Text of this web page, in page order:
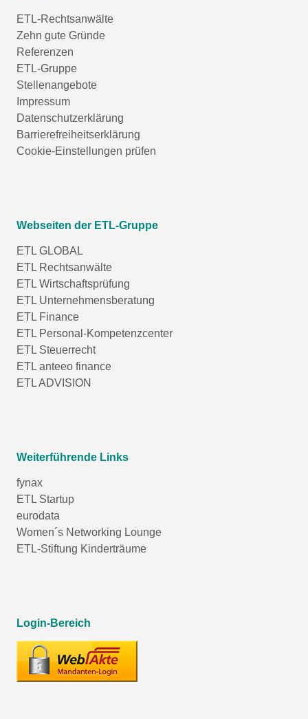
ETL-Rechtsanwälte
Zehn gute Gründe
Referenzen
ETL-Gruppe
Stellenangebote
Impressum
Datenschutzerklärung
Barrierefreiheitserklärung
Cookie-Einstellungen prüfen
Webseiten der ETL-Gruppe
ETL GLOBAL
ETL Rechtsanwälte
ETL Wirtschaftsprüfung
ETL Unternehmensberatung
ETL Finance
ETL Personal-Kompetenzcenter
ETL Steuerrecht
ETL anteeo finance
ETL ADVISION
Weiterführende Links
fynax
ETL Startup
eurodata
Women´s Networking Lounge
ETL-Stiftung Kinderträume
Login-Bereich